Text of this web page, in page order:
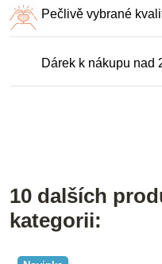
Pečlivě vybrané
Dárek k nákupu nad
10 dalších
kategorii: